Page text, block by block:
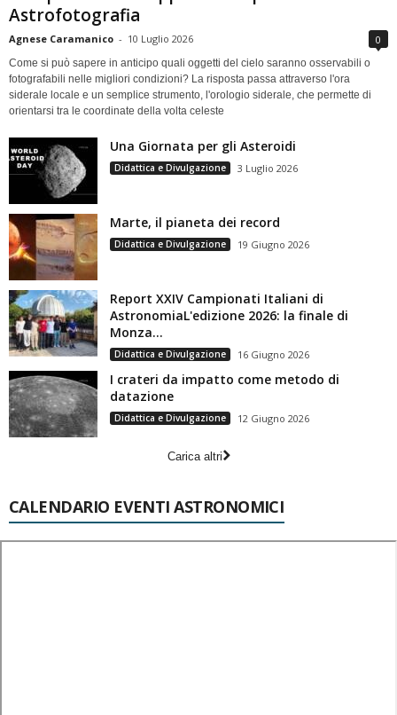
Astrofotografia
Agnese Caramanico - 10 Luglio 2026 0
Come si può sapere in anticipo quali oggetti del cielo saranno osservabili o
fotografabili nelle migliori condizioni? La risposta passa attraverso l'ora
siderale locale e un semplice strumento, l'orologio siderale, che permette di
orientarsi tra le coordinate della volta celeste
Una Giornata per gli Asteroidi
Didattica e Divulgazione 3 Luglio 2026
Marte, il pianeta dei record
Didattica e Divulgazione 19 Giugno 2026
Report XXIV Campionati Italiani di
AstronomiaL'edizione 2026: la finale di
Monza...
Didattica e Divulgazione 16 Giugno 2026
I crateri da impatto come metodo di
datazione
Didattica e Divulgazione 12 Giugno 2026
Carica altri
CALENDARIO EVENTI ASTRONOMICI